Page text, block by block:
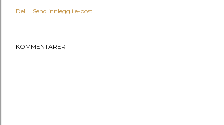
Del Send innlegg i e-post
KOMMENTARER